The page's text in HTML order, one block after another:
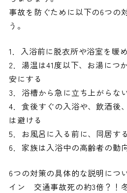
事故を防ぐために以下の6つの
う。
1．入浴前に脱衣所や浴室を暖
2．湯温は41度以下、お湯につ
安にする
3．浴槽から急に立ち上がらな
4．食後すぐの入浴や、飲酒後
は避ける
5．お風呂に入る前に、同居す
6．家族は入浴中の高齢者の動
6つの対策の具体的な説明につ
イン 交通事故死の約3倍？！